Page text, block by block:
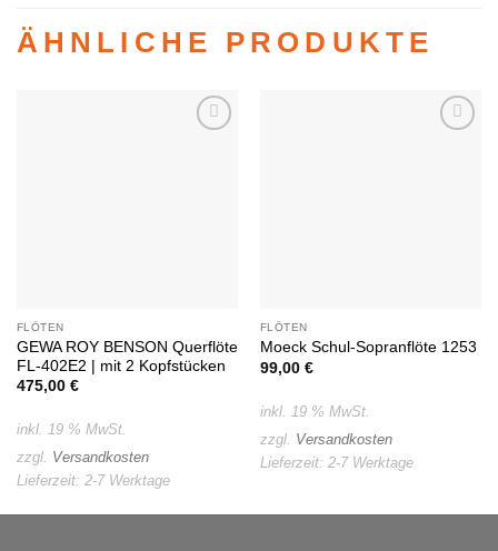
ÄHNLICHE PRODUKTE
FLÖTEN
GEWA ROY BENSON Querflöte
FL-402E2 | mit 2 Kopfstücken
475,00 €
inkl. 19 % MwSt.
zzgl. Versandkosten
Lieferzeit: 2-7 Werktage
FLÖTEN
Moeck Schul-Sopranflöte 1253
99,00 €
inkl. 19 % MwSt.
zzgl. Versandkosten
Lieferzeit: 2-7 Werktage